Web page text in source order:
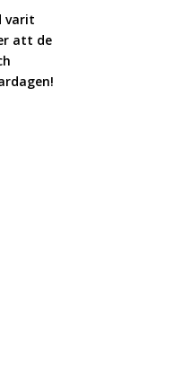
varit
att de